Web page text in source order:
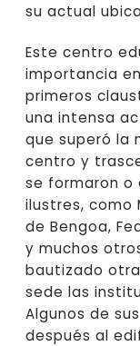
su actual
Este centro
importancia
primeros
una intensa
que superó la
centro y
se formaron o
ilustres, como
de Bengoa,
y muchos
bautizado
sede las
Algunos de
después al